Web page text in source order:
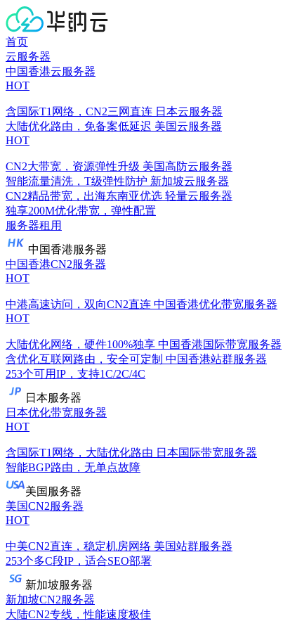
首页
云服务器
中国香港云服务器
HOT
含国际T1网络，CN2三网直连 日本云服务器
大陆优化路由，免备案低延迟 美国云服务器
HOT
CN2大带宽，资源弹性升级 美国高防云服务器
智能流量清洗，T级弹性防护 新加坡云服务器
CN2精品带宽，出海东南亚优选 轻量云服务器
独享200M优化带宽，弹性配置
服务器租用
中国香港服务器
中国香港CN2服务器
HOT
中港高速访问，双向CN2直连 中国香港优化带宽服务器
HOT
大陆优化网络，硬件100%独享 中国香港国际带宽服务器
含优化互联网路由，安全可定制 中国香港站群服务器
253个可用IP，支持1C/2C/4C
日本服务器
日本优化带宽服务器
HOT
含国际T1网络，大陆优化路由 日本国际带宽服务器
智能BGP路由，无单点故障
美国服务器
美国CN2服务器
HOT
中美CN2直连，稳定机房网络 美国站群服务器
253个多C段IP，适合SEO部署
新加坡服务器
新加坡CN2服务器
大陆CN2专线，性能速度极佳